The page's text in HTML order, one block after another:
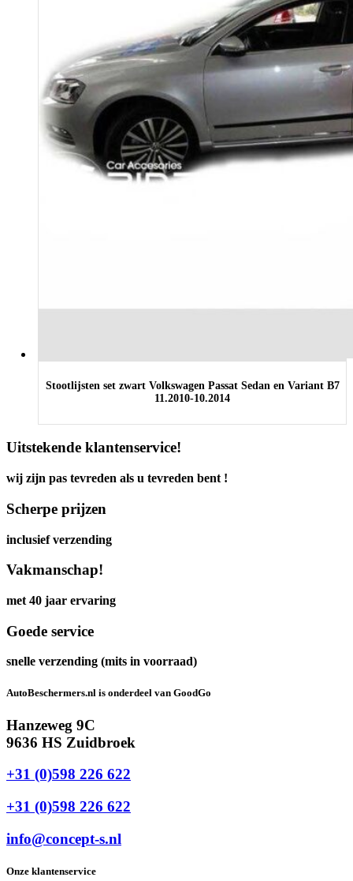
Stootlijsten set zwart Volkswagen Passat Sedan en Variant B7
11.2010-10.2014
Uitstekende klantenservice!
wij zijn pas tevreden als u tevreden bent !
Scherpe prijzen
inclusief verzending
Vakmanschap!
met 40 jaar ervaring
Goede service
snelle verzending (mits in voorraad)
AutoBeschermers.nl is onderdeel van GoodGo
Hanzeweg 9C
9636 HS Zuidbroek
+31 (0)598 226 622
+31 (0)598 226 622
info@concept-s.nl
Onze klantenservice